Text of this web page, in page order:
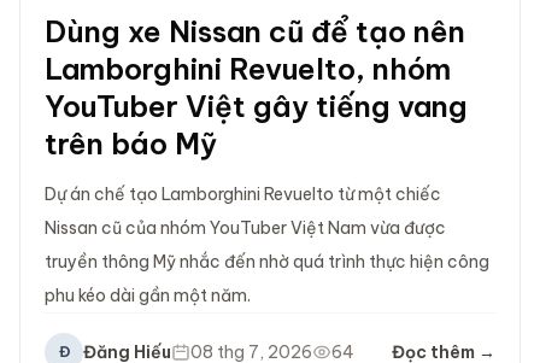
Dùng xe Nissan cũ để tạo nên
Lamborghini Revuelto, nhóm
YouTuber Việt gây tiếng vang
trên báo Mỹ
Dự án chế tạo Lamborghini Revuelto từ một chiếc
Nissan cũ của nhóm YouTuber Việt Nam vừa được
truyền thông Mỹ nhắc đến nhờ quá trình thực hiện công
phu kéo dài gần một năm.
Đ Đăng Hiếu 08 thg 7, 2026 64 Đọc thêm →